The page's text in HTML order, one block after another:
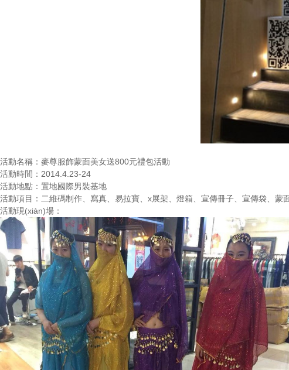
活動名稱： 麥尊服飾蒙面美女送800元禮包活動
活動時間： 2014.4.23-24
活動地點： 置地國際男裝基地
活動項目： 二維碼制作、寫真、易拉寶、x展架、燈箱、宣傳冊子、宣傳
活動現(xiàn)場：